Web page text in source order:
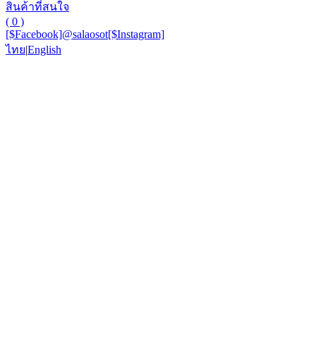
สินค้าที่สนใจ
( 0 )
[$Facebook]@salaosot[$Instagram]
ไทย|English